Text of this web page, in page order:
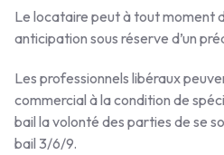
Le locataire peut à tout moment
anticipation sous réserve d’un
Les professionnels libéraux
commercial à la condition de
bail la volonté des parties de se
bail 3/6/9.